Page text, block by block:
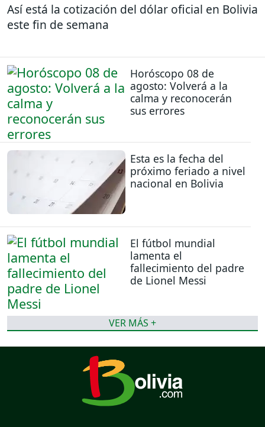
Así está la cotización del dólar oficial en Bolivia
este fin de semana
Horóscopo 08 de
agosto: Volverá a la
calma y reconocerán
sus errores
Esta es la fecha del
próximo feriado a nivel
nacional en Bolivia
El fútbol mundial
lamenta el
fallecimiento del padre
de Lionel Messi
VER MÁS +